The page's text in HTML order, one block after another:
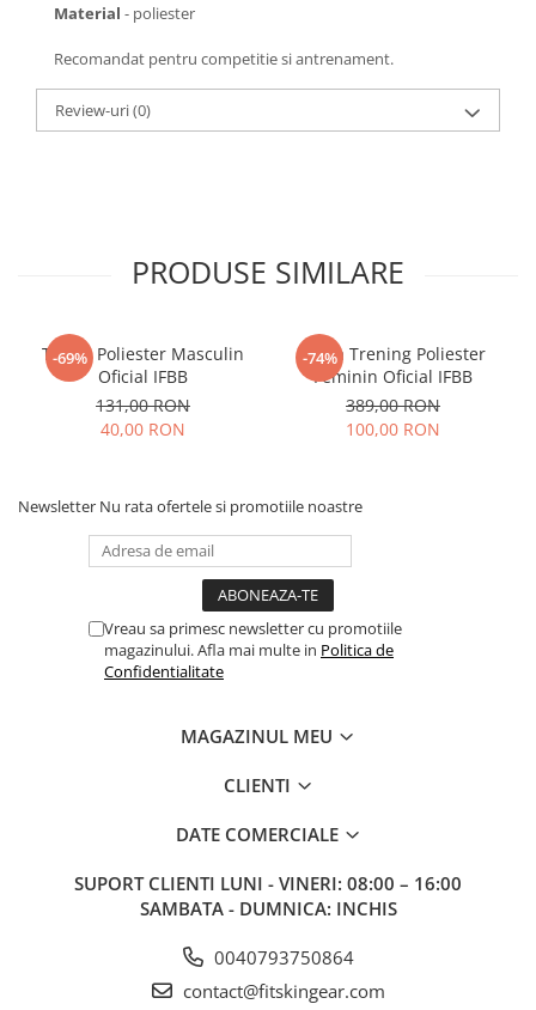
Material - poliester
Recomandat pentru competitie si antrenament.
Review-uri(0)
PRODUSE SIMILARE
-69%
Tricou Poliester Masculin
Oficial IFBB
131,00 RON
40,00 RON
-74%
Bluza Trening Poliester
Feminin Oficial IFBB
389,00 RON
100,00 RON
Newsletter Nu rata ofertele si promotiile noastre
Vreau sa primesc newsletter cu promotiile
magazinului. Afla mai multe in Politica de
Confidentialitate
MAGAZINUL MEU
CLIENTI
DATE COMERCIALE
SUPORT CLIENTI LUNI - VINERI: 08:00 – 16:00
SAMBATA - DUMNICA: INCHIS
0040793750864
contact@fitskingear.com